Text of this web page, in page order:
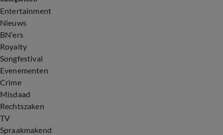
Entertainment
Nieuws
BN'ers
Royalty
Songfestival
Evenementen
Crime
Misdaad
Rechtszaken
TV
Spraakmakend